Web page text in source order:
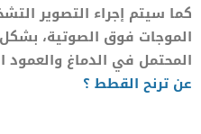
كما سيتم إجراء التصوير
الموجات فوق الصوتية، بشكل
المحتمل في الدماغ والعمود
عن ترنح القطط ؟